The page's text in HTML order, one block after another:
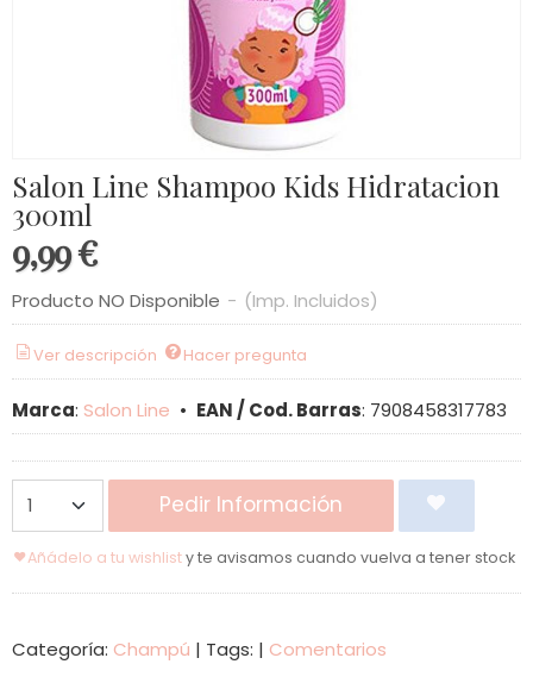
Salon Line Shampoo Kids Hidratacion
300ml
9,99 €
Producto NO Disponible - (Imp. Incluidos)
Ver descripción Hacer pregunta
Marca: Salon Line • EAN / Cod. Barras: 7908458317783
Pedir Información
Añádelo a tu wishlisty te avisamos cuando vuelva a tener stock
Categoría: Champú | Tags: | Comentarios